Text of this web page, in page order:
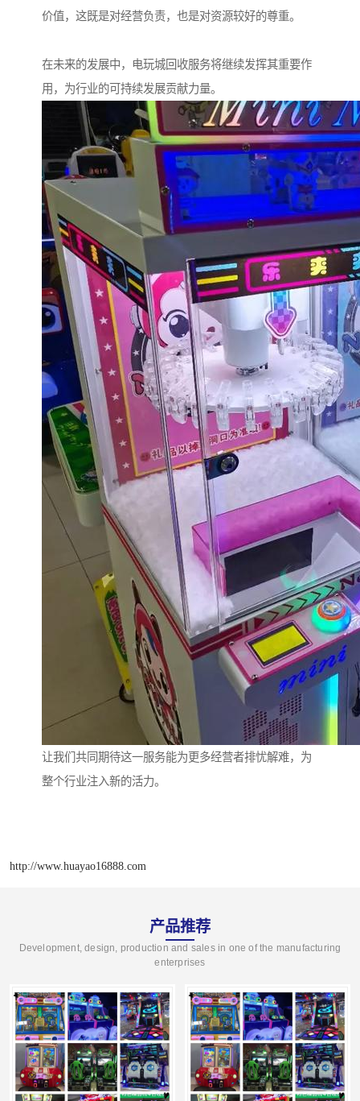
价值，这既是对经营负责，也是对资源较好的尊重。
在未来的发展中，电玩城回收服务将继续发挥其重要作
用，为行业的可持续发展贡献力量。
让我们共同期待这一服务能为更多经营者排忧解难，为
整个行业注入新的活力。
http://www.huayao16888.com
产品推荐
Development, design, production and sales in one of the manufacturing
enterprises